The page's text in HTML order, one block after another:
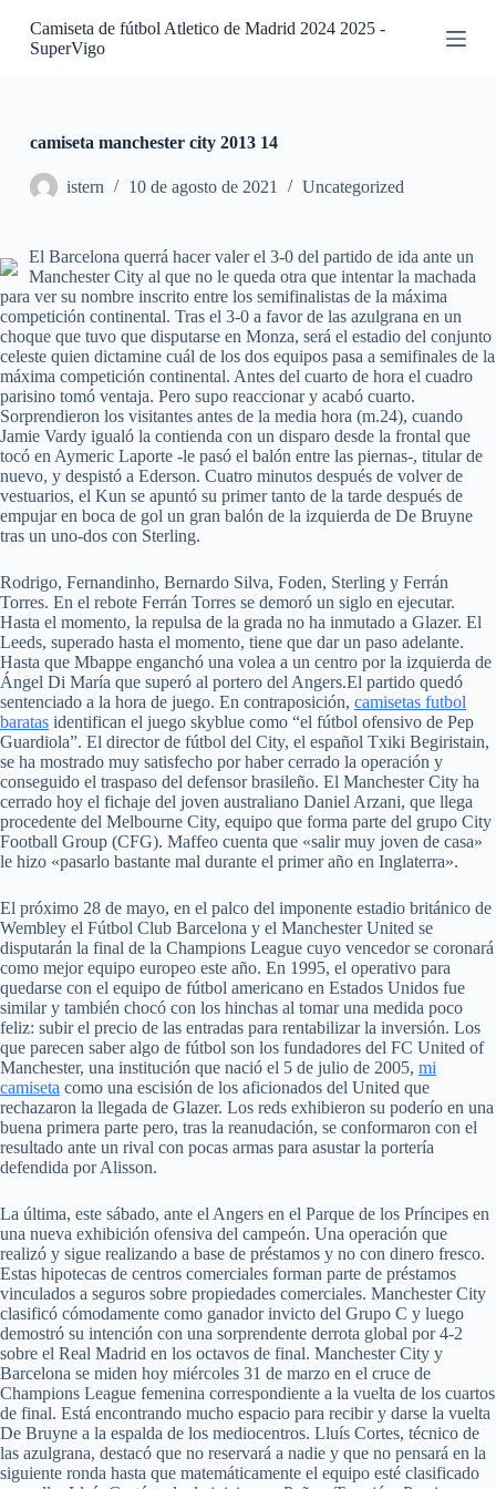
S
e
n
i
d
o
Camiseta de fútbol Atletico de Madrid 2024 2025 -
SuperVigo
camiseta manchester city 2013 14
istern 10 de agosto de 2021 Uncategorized
El Barcelona querrá hacer valer el 3-0 del partido de ida ante un
Manchester City al que no le queda otra que intentar la machada
para ver su nombre inscrito entre los semifinalistas de la máxima
competición continental. Tras el 3-0 a favor de las azulgrana en un
choque que tuvo que disputarse en Monza, será el estadio del conjunto
celeste quien dictamine cuál de los dos equipos pasa a semifinales de la
máxima competición continental. Antes del cuarto de hora el cuadro
parisino tomó ventaja. Pero supo reaccionar y acabó cuarto.
Sorprendieron los visitantes antes de la media hora (m.24), cuando
Jamie Vardy igualó la contienda con un disparo desde la frontal que
tocó en Aymeric Laporte -le pasó el balón entre las piernas-, titular de
nuevo, y despistó a Ederson. Cuatro minutos después de volver de
vestuarios, el Kun se apuntó su primer tanto de la tarde después de
empujar en boca de gol un gran balón de la izquierda de De Bruyne
tras un uno-dos con Sterling.
Rodrigo, Fernandinho, Bernardo Silva, Foden, Sterling y Ferrán
Torres. En el rebote Ferrán Torres se demoró un siglo en ejecutar.
Hasta el momento, la repulsa de la grada no ha inmutado a Glazer. El
Leeds, superado hasta el momento, tiene que dar un paso adelante.
Hasta que Mbappe enganchó una volea a un centro por la izquierda de
Ángel Di María que superó al portero del Angers.El partido quedó
sentenciado a la hora de juego. En contraposición, camisetas futbol
baratas identifican el juego skyblue como “el fútbol ofensivo de Pep
Guardiola”. El director de fútbol del City, el español Txiki Begiristain,
se ha mostrado muy satisfecho por haber cerrado la operación y
conseguido el traspaso del defensor brasileño. El Manchester City ha
cerrado hoy el fichaje del joven australiano Daniel Arzani, que llega
procedente del Melbourne City, equipo que forma parte del grupo City
Football Group (CFG). Maffeo cuenta que «salir muy joven de casa»
le hizo «pasarlo bastante mal durante el primer año en Inglaterra».
El próximo 28 de mayo, en el palco del imponente estadio británico de
Wembley el Fútbol Club Barcelona y el Manchester United se
disputarán la final de la Champions League cuyo vencedor se coronará
como mejor equipo europeo este año. En 1995, el operativo para
quedarse con el equipo de fútbol americano en Estados Unidos fue
similar y también chocó con los hinchas al tomar una medida poco
feliz: subir el precio de las entradas para rentabilizar la inversión. Los
que parecen saber algo de fútbol son los fundadores del FC United of
Manchester, una institución que nació el 5 de julio de 2005, mi
camiseta como una escisión de los aficionados del United que
rechazaron la llegada de Glazer. Los reds exhibieron su poderío en una
buena primera parte pero, tras la reanudación, se conformaron con el
resultado ante un rival con pocas armas para asustar la portería
defendida por Alisson.
La última, este sábado, ante el Angers en el Parque de los Príncipes en
una nueva exhibición ofensiva del campeón. Una operación que
realizó y sigue realizando a base de préstamos y no con dinero fresco.
Estas hipotecas de centros comerciales forman parte de préstamos
vinculados a seguros sobre propiedades comerciales. Manchester City
clasificó cómodamente como ganador invicto del Grupo C y luego
demostró su intención con una sorprendente derrota global por 4-2
sobre el Real Madrid en los octavos de final. Manchester City y
Barcelona se miden hoy miércoles 31 de marzo en el cruce de
Champions League femenina correspondiente a la vuelta de los cuartos
de final. Está encontrando mucho espacio para recibir y darse la vuelta
De Bruyne a la espalda de los mediocentros. Lluís Cortes, técnico de
las azulgrana, destacó que no reservará a nadie y que no pensará en la
siguiente ronda hasta que matemáticamente el equipo esté clasificado